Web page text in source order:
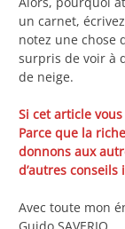
un carnet,
notez une chose
surpris de voir à
de neige.
Si cet article
Parce que la
donnons aux
d’autres
Avec toute mon